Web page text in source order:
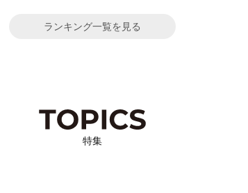
ランキング一覧を見る
特集